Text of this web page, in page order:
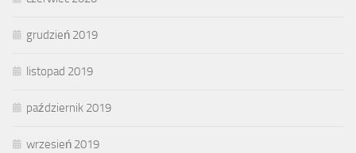
grudzień 2019
listopad 2019
październik 2019
wrzesień 2019